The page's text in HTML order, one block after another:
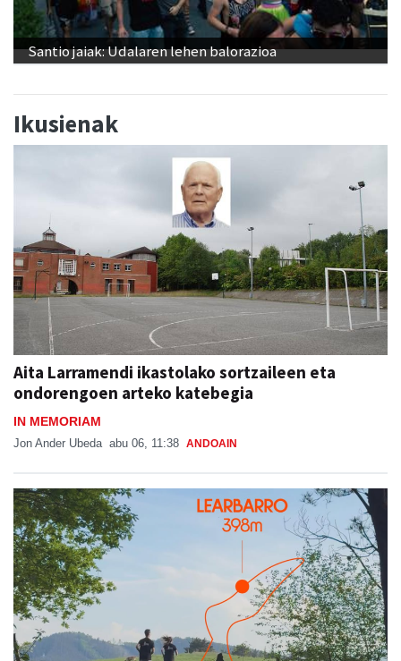
Santio jaiak: Udalaren lehen balorazioa
Ikusienak
Aita Larramendi ikastolako sortzaileen eta
ondorengoen arteko katebegia
IN MEMORIAM
Jon Ander Ubeda abu 06, 11:38 ANDOAIN